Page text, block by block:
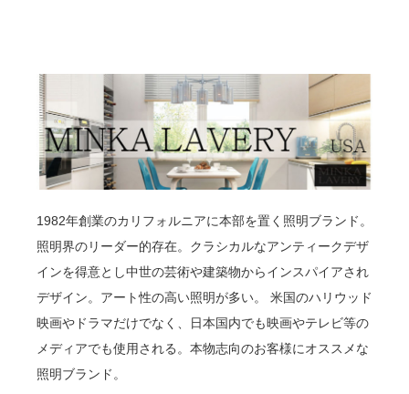
1982年創業のカリフォルニアに本部を置く照明ブランド。
照明界のリーダー的存在。クラシカルなアンティークデザ
インを得意とし中世の芸術や建築物からインスパイアされ
デザイン。アート性の高い照明が多い。 米国のハリウッド
映画やドラマだけでなく、日本国内でも映画やテレビ等の
メディアでも使用される。本物志向のお客様にオススメな
照明ブランド。